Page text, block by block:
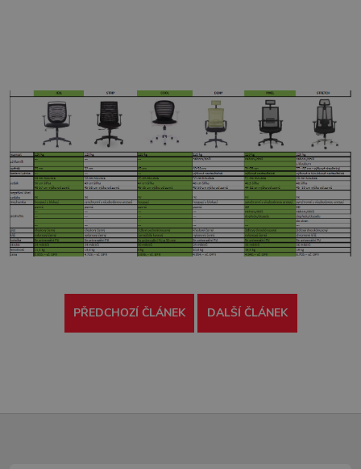
PŘEDCHOZÍ ČLÁNEK DALŠÍ ČLÁNEK